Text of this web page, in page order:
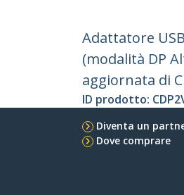
Adattatore
(modalità DP
aggiornata di
ID prodotto:
Diventa un
Dove comprare